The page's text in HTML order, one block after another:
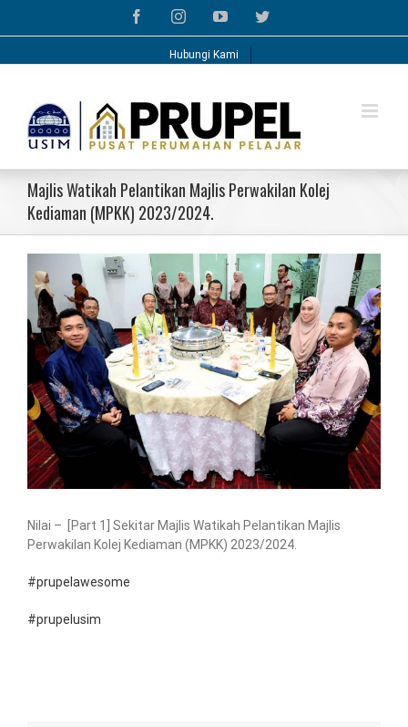
FacebookInstagramYouTubeTwitter
Hubungi Kami
Majlis Watikah Pelantikan Majlis Perwakilan Kolej
Kediaman (MPKK) 2023/2024.
Nilai – [Part 1] Sekitar Majlis Watikah Pelantikan Majlis
Perwakilan Kolej Kediaman (MPKK) 2023/2024.
#prupelawesome
#prupelusim